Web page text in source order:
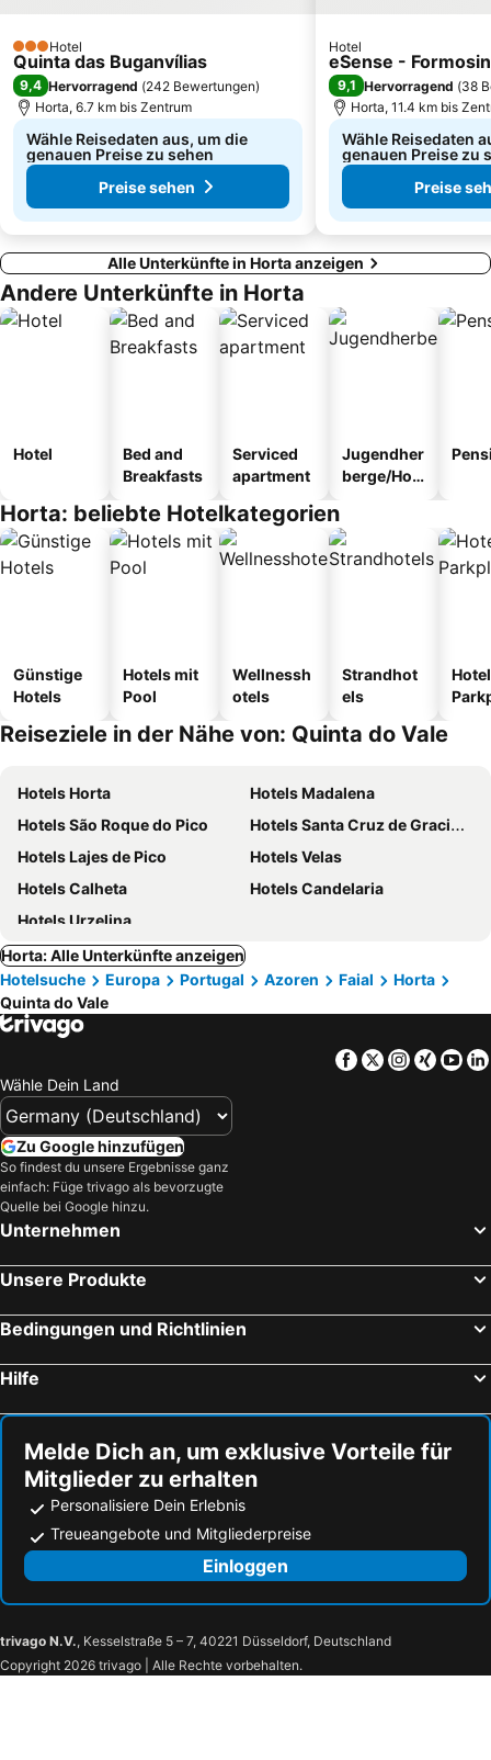
3 Sterne
Hotel
Quinta das Buganvílias
9,4 Hervorragend (242 Bewertungen)
Horta, 6.7 km bis Zentrum
Wähle Reisedaten aus, um die
genauen Preise zu sehen
Preise sehen
Hotel
eSense -
9,1 Hervorragend (38
Horta, 11.4 km bis
Wähle Reisedaten
genauen Preise zu
Preise
Alle Unterkünfte in Horta anzeigen
Andere Unterkünfte in Horta
Hotel
Bed and
Breakfasts
Serviced
apartment
Jugendher
berge/Hos
Horta: beliebte Hotelkategorien
Günstige
Hotels
Hotels mit
Pool
Wellnessh
otels
Strandhot
els
Reiseziele in der Nähe von: Quinta do Vale
Hotels Horta
Hotels Madalena
Hotels São Roque do Pico
Hotels Santa Cruz de Graciosa
Hotels Lajes de Pico
Hotels Velas
Hotels Calheta
Hotels Candelaria
Hotels Urzelina
Horta: Alle Unterkünfte anzeigen
Hotelsuche
Europa Portugal Azoren Faial
Horta
Quinta do Vale
Facebook
TwitterXing
Wähle Dein Land
Zu Google hinzufügen
So findest du unsere Ergebnisse ganz
einfach: Füge trivago als bevorzugte
Quelle bei Google hinzu.
Unternehmen
Unsere Produkte
Bedingungen und Richtlinien
Hilfe
Melde Dich an, um exklusive Vorteile für
Mitglieder zu erhalten
Personalisiere Dein Erlebnis
Treueangebote und Mitgliederpreise
Einloggen
trivago N.V., Kesselstraße 5 – 7, 40221 Düsseldorf, Deutschland
Copyright 2026 trivago | Alle Rechte vorbehalten.